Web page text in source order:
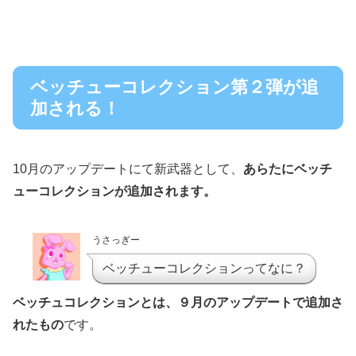
ベッチューコレクション第２弾が追
加される！
10月のアップデートにて新武器として、 あらたにベッチ
ューコレクションが追加されます。
うさっぎー
ベッチューコレクションってなに？
ベッチュコレクションとは、９月のアップデートで追加さ
れたものです。